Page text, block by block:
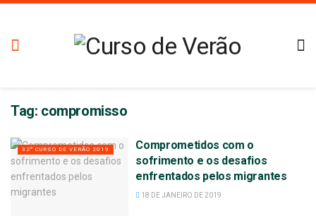
Tag: compromisso
32º CURSO DE VERÃO 2019
Comprometidos com o
sofrimento e os desafios
enfrentados pelos migrantes
18 DE JANEIRO DE 2019